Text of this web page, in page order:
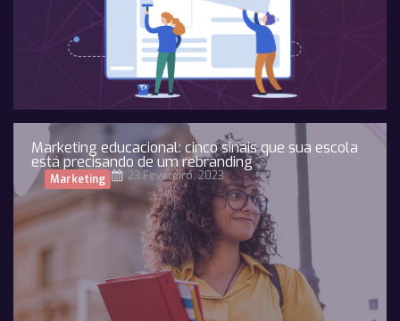
Marketing educacional: cinco sinais que sua escola
está precisando de um rebranding
Marketing 23 Fevereiro, 2023